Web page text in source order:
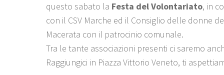
questo sabato la Festa del Volontariato, in
con il CSV Marche ed il Consiglio delle donne
Macerata con il patrocinio comunale.
Tra le tante associazioni presenti ci saremo
Raggiungici in Piazza Vittorio Veneto, ti